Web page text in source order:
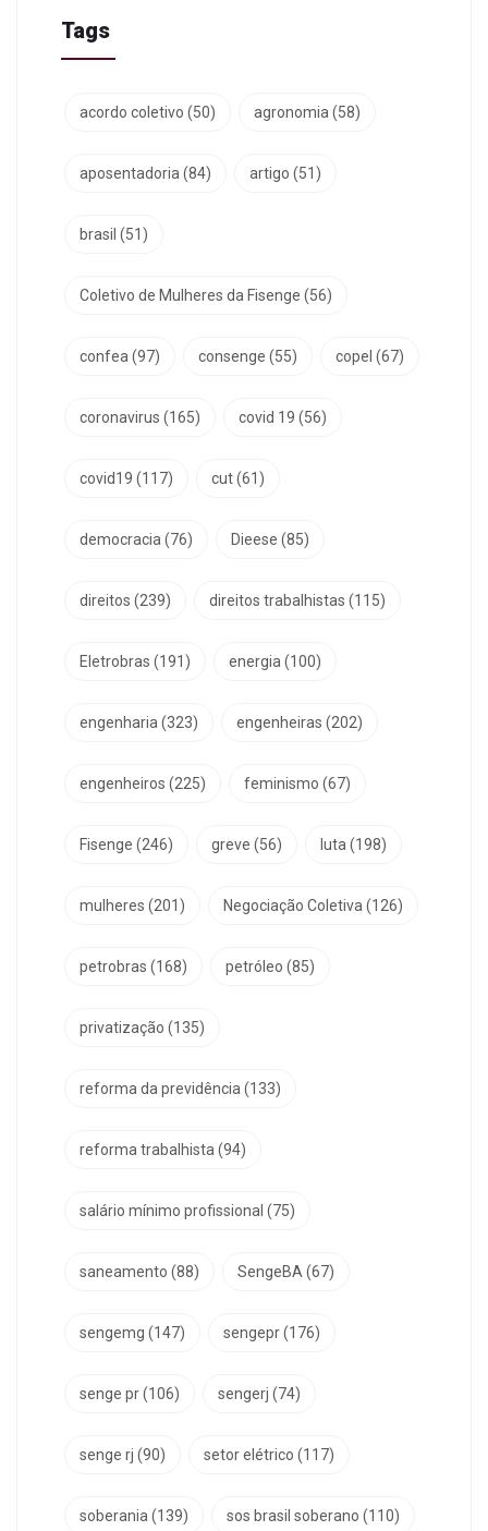
Tags
acordo coletivo (50) agronomia (58)
aposentadoria (84) artigo (51)
brasil (51)
Coletivo de Mulheres da Fisenge (56)
confea (97) consenge (55) copel (67)
coronavirus (165) covid 19 (56)
covid19 (117) cut(61)
democracia (76) Dieese (85)
direitos (239) direitos trabalhistas (115)
Eletrobras (191) energia (100)
engenharia (323) engenheiras (202)
engenheiros (225) feminismo (67)
Fisenge (246) greve (56) luta (198)
mulheres (201) Negociação Coletiva (126)
petrobras (168) petróleo (85)
privatização (135)
reforma da previdência (133)
reforma trabalhista (94)
salário mínimo profissional (75)
saneamento (88) SengeBA (67)
sengemg (147) sengepr(176)
senge pr(106) sengerj (74)
senge rj (90) setor elétrico (117)
soberania (139) sos brasil soberano (110)